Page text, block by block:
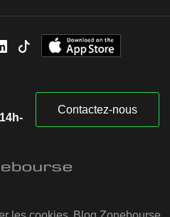
Contactez-nous